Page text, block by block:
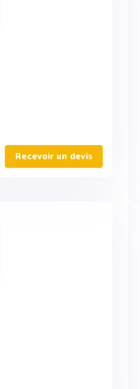
Recevoir un devis